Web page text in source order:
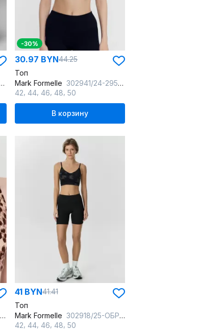
-30%
30.97 BYN44.25
Топ
Mark Formelle 302941/24-29598Ц-2 черный
42 44 46 48 50
В корзину
41 BYN41.41
Топ
Mark Formelle 302918/25-ОБР35030П-16 разводы_на_черном1_018
42 44 46 48 50